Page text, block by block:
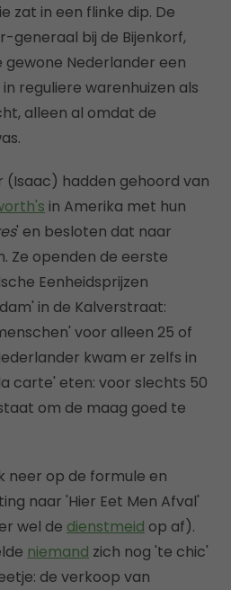
zat in een flinke dip. De
generaal bij de Bijenkorf,
Nederlander een
reguliere warenhuizen als
alleen al omdat de
(Isaac) hadden gehoord van
in Amerika met hun
' en besloten dat naar
Ze openden de eerste
Eenheidsprijzen
in de Kalverstraat:
voor alleen 25 of
kwam er zelfs in
carte' eten: voor slechts 50
om de maag goed te
neer op de formule en
naar 'Hier Eet Men Afval'
wel de dienstmeid op af).
niemand zich nog 'te chic'
de verkoop van